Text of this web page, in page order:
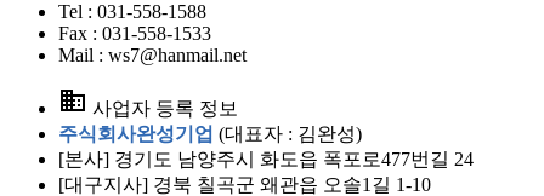
Tel : 031-558-1588
Fax : 031-558-1533
Mail : ws7@hanmail.net
business 사업자 등록 정보
주식회사완성기업 (대표자 : 김완성)
[본사] 경기도 남양주시 화도읍 폭포로477번길 24
[대구지사] 경북 칠곡군 왜관읍 오솔1길 1-10